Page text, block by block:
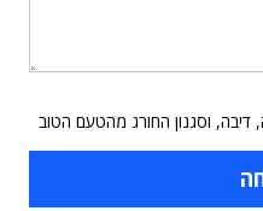
דיבה, וסגנון החורג מהטעם הטוב